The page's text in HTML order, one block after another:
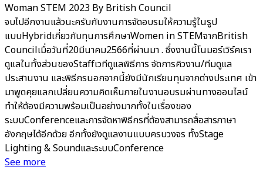
Woman STEM 2023 By British Council
จบไปอีกงานแล้วนะครับกับงานการจัดอบรมให้ความรู้ในรูป
แบบHybridเกี่ยวกับทุนการศึกษาWomen in STEMจากBritish
Councilเมื่อวันที่20มีนาคม2566ที่ผ่านมา . ซึ่งงานนี้โนมอร์เวิร์คเรา
ดูแลในทั้งส่วนของStaffเวทีดูแลพิธีการ จัดการคิวงาน/ทีมดูแล
ประสานงาน และพิธีกรนอกจากนี้ยังมีนักเรียนทุนจากต่างประเทศ เข้า
มาพูดคุยแลกเปลี่ยนความคิดเห็นภายในงานอบรมผ่านทางออนไลน์
ทำให้ต้องมีความพร้อมเป็นอย่างมากทั้งในเรื่องของ
ระบบConferenceและการจัดหาพิธีกรที่ต้องสามารถสื่อสารภาษา
อังกฤษได้อีกด้วย อีกทั้งยังดูแลงานแบบครบวงจร ทั้งStage
Lighting & SoundและระบบConference
See more